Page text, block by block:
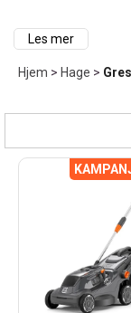
Alt om
Enten du
bak, en rider eller
alternativer; både til
bak” kan du velge
bioklipp eller
eller hagetraktor
mellom i
Hvilken
Les mer
Hjem>Hage>